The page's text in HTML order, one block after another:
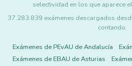
selectividad en los que aparece
37.283.839 exámenes descargados
contando.
Exámenes de PEvAU de Andalucía
Exámenes de EBAU de Asturias